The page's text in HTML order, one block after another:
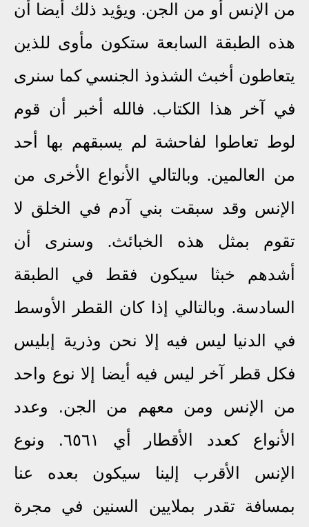
من الإنس أو من الجن. ويؤيد ذلك أيضا أن
هذه الطبقة السابعة ستكون مأوى للذين
يتعاطون أخبث الشذوذ الجنسي كما سنرى
في آخر هذا الكتاب. فالله أخبر أن قوم
لوط تعاطوا لفاحشة لم يسبقهم بها أحد
من العالمين. وبالتالي الأنواع الأخرى من
الإنس وقد سبقت بني آدم في الخلق لا
تقوم بمثل هذه الخبائث. وسنرى أن
أشدهم خبثا سيكون فقط في الطبقة
السادسة. وبالتالي إذا كان القطر الأوسط
في الدنيا ليس فيه إلا نحن وذرية إبليس
فكل قطر آخر ليس فيه أيضا إلا نوع واحد
من الإنس ومن معهم من الجن. وعدد
الأنواعكعدد الأقطار
أي ٦٥٦١. ونوع
الإنس الأقرب إلينا سيكون بعده عنا
بمسافة تقدر بملايين السنين في مجرة